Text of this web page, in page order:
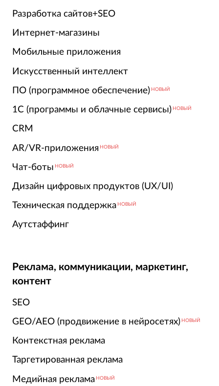
Разработка сайтов+SEO
Интернет-магазины
Мобильные приложения
Искусственный интеллект
ПО (программное обеспечение) НОВЫЙ
1С (программы и облачные сервисы) НОВЫЙ
CRM
AR/VR-приложения НОВЫЙ
Чат-боты НОВЫЙ
Дизайн цифровых продуктов (UX/UI)
Техническая поддержка НОВЫЙ
Аутстаффинг
Реклама, коммуникации, маркетинг,
контент
SEO
GEO/AEO (продвижение в нейросетях) НОВЫЙ
Контекстная реклама
Таргетированная реклама
Медийная реклама НОВЫЙ